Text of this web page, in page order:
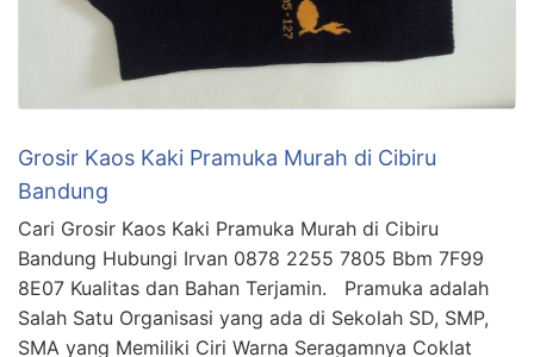
Grosir Kaos Kaki Pramuka Murah di Cibiru
Bandung
Cari Grosir Kaos Kaki Pramuka Murah di Cibiru
Bandung Hubungi Irvan 0878 2255 7805 Bbm 7F99
8E07 Kualitas dan Bahan Terjamin. Pramuka adalah
Salah Satu Organisasi yang ada di Sekolah SD, SMP,
SMA yang Memiliki Ciri Warna Seragamnya Coklat